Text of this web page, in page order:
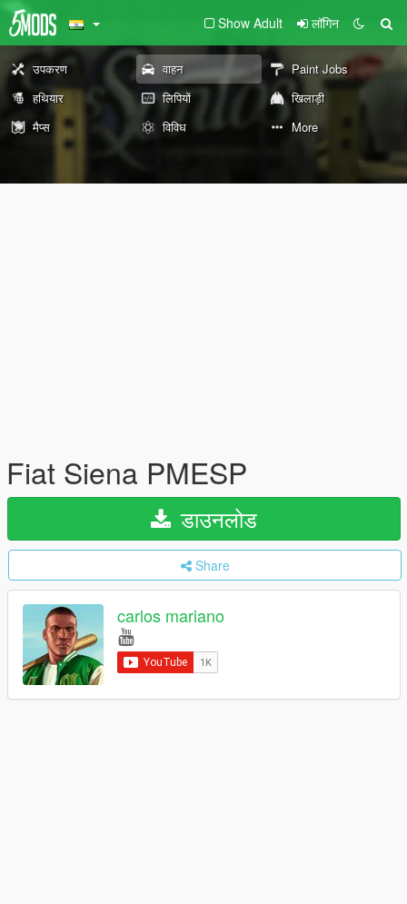
Show Adult लॉगिन
उपकरण वाहन
Paint Jobs
हथियार
लिपियों
खिलाड़ी
मैप्स
विविध More
Fiat Siena PMESP
डाउनलोड
Share
carlos mariano